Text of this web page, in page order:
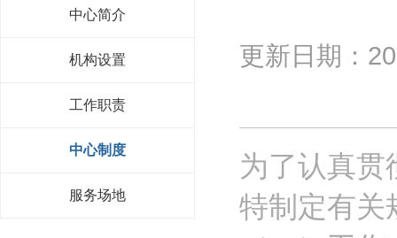
中心简介
机构设置
工作职责
中心制度
服务场地
更新日期：
为了认真贯
特制定有关